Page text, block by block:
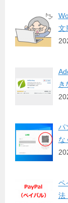
文
き
パ
な
ペ
法